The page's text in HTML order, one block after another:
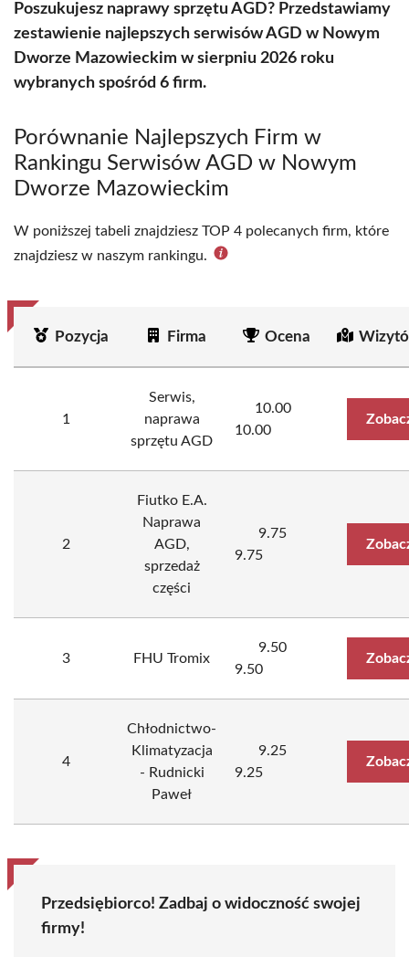
Poszukujesz naprawy sprzętu AGD? Przedstawiamy
zestawienie najlepszych serwisów AGD w Nowym
Dworze Mazowieckim w sierpniu 2026 roku
wybranych spośród 6 firm.
Porównanie Najlepszych Firm w
Rankingu Serwisów AGD w Nowym
Dworze Mazowieckim
W poniższej tabeli znajdziesz TOP 4 polecanych firm, które
znajdziesz w naszym rankingu.
Pozycja Firma Ocena
1
Serwis,
naprawa
sprzętu AGD
10.00
10.00
2
Fiutko E.A.
Naprawa
AGD,
sprzedaż
części
9.75
9.75
3 FHU Tromix
9.50
9.50
4
Chłodnictwo-
Klimatyzacja
- Rudnicki
Paweł
9.25
9.25
Przedsiębiorco! Zadbaj o widoczność swojej
firmy!